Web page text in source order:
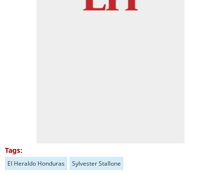
Tags:
El Heraldo Honduras Sylvester Stallone